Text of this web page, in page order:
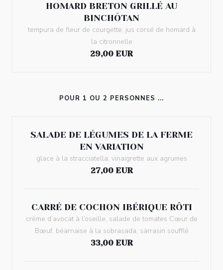
HOMARD BRETON GRILLÉ AU
BINCHŌTAN
tempura de fleur de courgette, jus corsé de homard à
la citronnelle
29,00 EUR
POUR 1 OU 2 PERSONNES ...
SALADE DE LÉGUMES DE LA FERME
EN VARIATION
glace à la stracciatella, vinaigrette aux agrumes
27,00 EUR
CARRÉ DE COCHON IBÉRIQUE RÔTI
crème d’avocat à l’oseille, salade de tomates Cœur de
Bœuf, béarnaise à la sobrasada, sarrasin soufflé
33,00 EUR